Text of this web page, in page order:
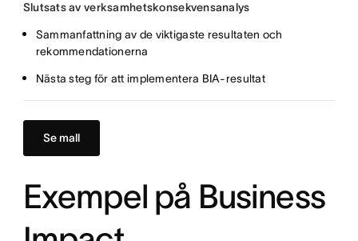
Slutsats av verksamhetskonsekvensanalys
Sammanfattning av de viktigaste resultaten och
rekommendationerna
Nästa steg för att implementera BIA-resultat
Se mall
Exempel på Business